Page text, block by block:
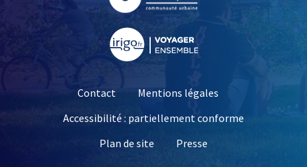
Contact
Mentions légales
Accessibilité : partiellement conforme
Plan de site
Presse